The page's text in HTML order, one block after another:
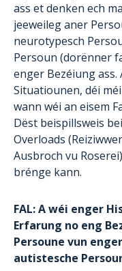
ass et denken ech
jeeweileg aner
neurotypesch
Persoun (dorënner
enger Bezéiung
Situatiounen, déi
wann wéi an eisem
Dëst beispillsweis
Overloads
Ausbroch vu
brénge kann.
FAL: A wéi enger
Erfarung no eng
Persoune vun
autistesche